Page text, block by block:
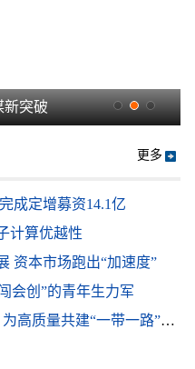
新突破
更多
成定增募资14.1亿
计算优越性
资本市场跑出“加速度”
会创”的青年生力军
建“一带一路”提供有力司法服务